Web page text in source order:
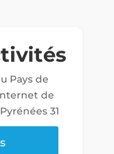
Pays de
de
31